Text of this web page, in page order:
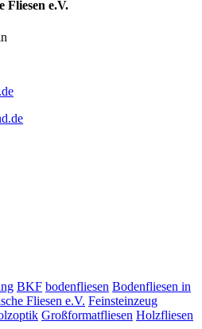
Fliesen e.V.
BKF bodenfliesen Bodenfliesen in
Fliesen e.V. Feinsteinzeug
Großformatfliesen Holzfliesen